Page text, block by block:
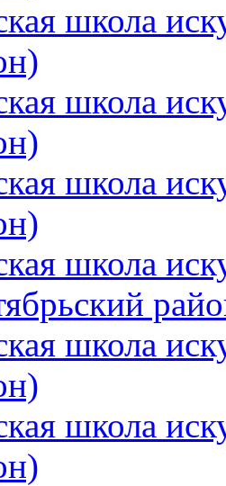
школа
школа
школа
школа
школа
школа